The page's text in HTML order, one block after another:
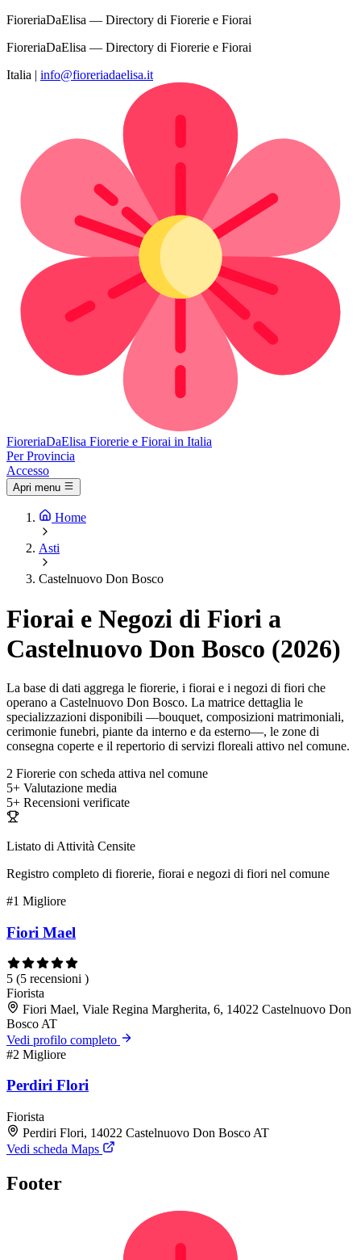
FioreriaDaElisa — Directory di Fiorerie e Fiorai
FioreriaDaElisa — Directory di Fiorerie e Fiorai
Italia | info@fioreriadaelisa.it
FioreriaDaElisa Fiorerie e Fiorai in Italia
Per Provincia
Accesso
Apri menu
Home
Asti
Castelnuovo Don Bosco
Fiorai e Negozi di Fiori a
Castelnuovo Don Bosco (2026)
La base di dati aggrega le fiorerie, i fiorai e i negozi di fiori che
operano a Castelnuovo Don Bosco. La matrice dettaglia le
specializzazioni disponibili —bouquet, composizioni matrimoniali,
cerimonie funebri, piante da interno e da esterno—, le zone di
consegna coperte e il repertorio di servizi floreali attivo nel comune.
2 Fiorerie con scheda attiva nel comune
5+ Valutazione media
5+ Recensioni verificate
Listato di Attività Censite
Registro completo di fiorerie, fiorai e negozi di fiori nel comune
#1 Migliore
Fiori Mael
5 (5 recensioni )
Fiorista
Fiori Mael, Viale Regina Margherita, 6, 14022 Castelnuovo Don
Bosco AT
Vedi profilo completo
#2 Migliore
Perdiri Flori
Fiorista
Perdiri Flori, 14022 Castelnuovo Don Bosco AT
Vedi scheda Maps
Footer